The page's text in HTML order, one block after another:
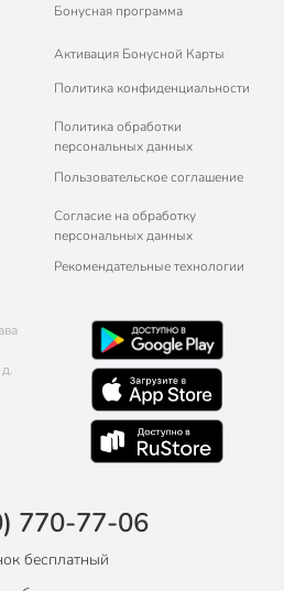
Бонусная программа
Активация Бонусной Карты
Политика конфиденциальности
Политика обработки
персональных данных
Пользовательское соглашение
Согласие на обработку
персональных данных
Рекомендательные технологии
770-77-06
бесплатный